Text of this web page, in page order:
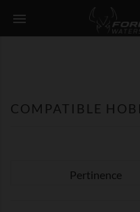

COMPATIBLE
Pertinence